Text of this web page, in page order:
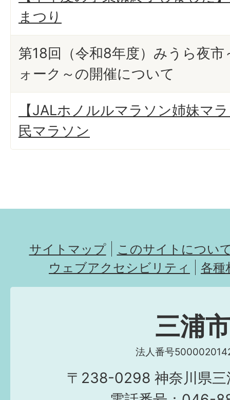
まつり
第18回（令和8年度）みうら夜
ォーク～の開催について
【JALホノルルマラソン姉妹マ
民マラソン
サイトマップ
このサイトについ
ウェブアクセシビリティ
各種
三浦市
法人番号
〒238-0298 神奈川県三